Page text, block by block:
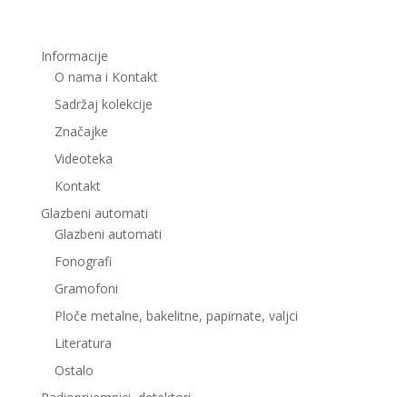
Informacije
O nama i Kontakt
Sadržaj kolekcije
Značajke
Videoteka
Kontakt
Glazbeni automati
Glazbeni automati
Fonografi
Gramofoni
Ploče metalne, bakelitne, papirnate, valjci
Literatura
Ostalo